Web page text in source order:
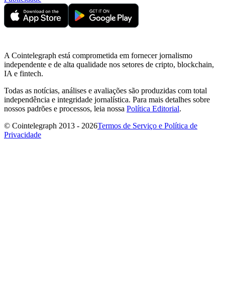
A Cointelegraph está comprometida em fornecer jornalismo
independente e de alta qualidade nos setores de cripto, blockchain,
IA e fintech.
Todas as notícias, análises e avaliações são produzidas com total
independência e integridade jornalística. Para mais detalhes sobre
nossos padrões e processos, leia nossa Política Editorial.
© Cointelegraph 2013 - 2026Termos de Serviço e Política de
Privacidade